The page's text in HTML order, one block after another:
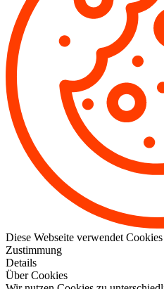
Diese Webseite verwendet Cookies
Zustimmung
Details
Über Cookies